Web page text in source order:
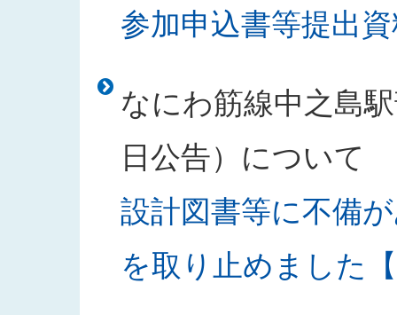
参加申込書等提出
なにわ筋線中之島
日公告）について
設計図書等に不備
を取り止めました